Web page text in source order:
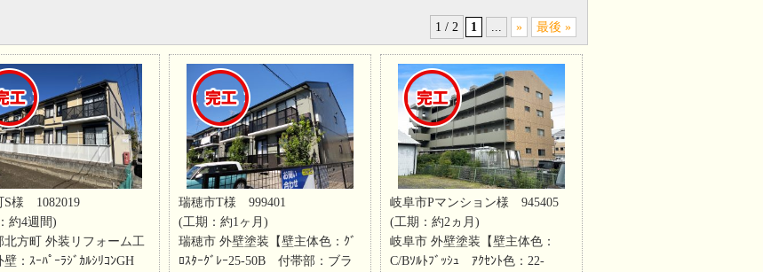
1 / 2
1 » 最後 »
S様 1082019
約4週間)
北方町 外装リフォーム工
壁：ｽｰﾊﾟｰﾗｼﾞｶﾙｼﾘｺﾝGH
瑞穂市T様 999401
(工期：約1ヶ月)
瑞穂市 外壁塗装【壁主体色：ｸﾞ
ﾛｽﾀｰｸﾞﾚｰ25-50B 付帯部：ブラ
岐阜市Pマンション様 945405
(工期：約2ヵ月)
岐阜市 外壁塗装【壁主体色：
C/Bｿﾙﾄﾌﾞｯｼｭ ｱｸｾﾝﾄ色：22-